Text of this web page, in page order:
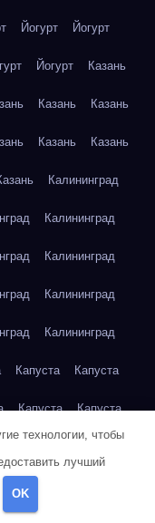
Йогурт Йогурт
Йогурт Казань
Казань Казань
Казань Казань
Калининград
Калининград
Калининград
Калининград
Калининград
Капуста Капуста
Капуста Капуста
технологии, чтобы
лучший
OK